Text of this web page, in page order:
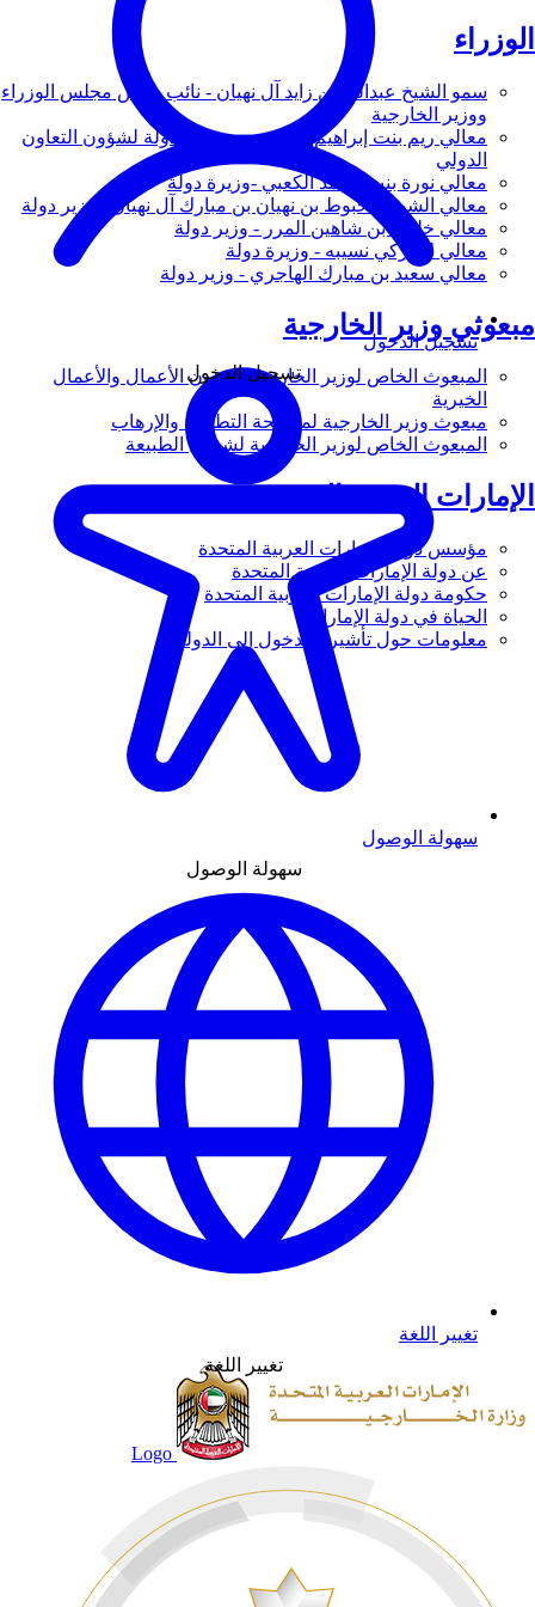
الوزراء
سمو الشيخ عبدالله بن زايد آل نهيان - نائب رئيس مجلس الوزراء
ووزير الخارجية
معالي ريم بنت إبراهيم الهاشمي - وزيرة دولة لشؤون التعاون
الدولي
معالي نورة بنت محمد الكعبي -وزيرة دولة
معالي الشيخ شخبوط بن نهيان بن مبارك آل نهيان - وزير دولة
معالي خليفة بن شاهين المرر - وزير دولة
معالي لانا زكي نسيبه - وزيرة دولة
معالي سعيد بن مبارك الهاجري - وزير دولة
مبعوثي وزير الخارجية
المبعوث الخاص لوزير الخارجية لشؤون الأعمال والأعمال
الخيرية
مبعوث وزير الخارجية لمكافحة التطرف والإرهاب
المبعوث الخاص لوزير الخارجية لشؤون الطبيعة
الإمارات العربية المتحدة
مؤسس دولة الإمارات العربية المتحدة
عن دولة الإمارات العربية المتحدة
حكومة دولة الإمارات العربية المتحدة
الحياة في دولة الإمارات
معلومات حول تأشيرة الدخول إلى الدولة
تسجيل الدخول
تسجيل الدخول
سهولة الوصول
سهولة الوصول
تغيير اللغة
تغيير اللغة
Logo